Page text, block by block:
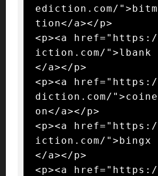
ediction.com/
tion</a></p>
<p><a
iction.com/">lbank
</a></p>
<p><a
diction.com/
on</a></p>
<p><a
iction.com/">bingx
</a></p>
<p><a